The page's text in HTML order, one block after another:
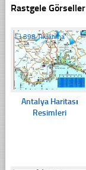
Rastgele Görseller
☐398 Tıklanma
Antalya Haritası
Resimleri